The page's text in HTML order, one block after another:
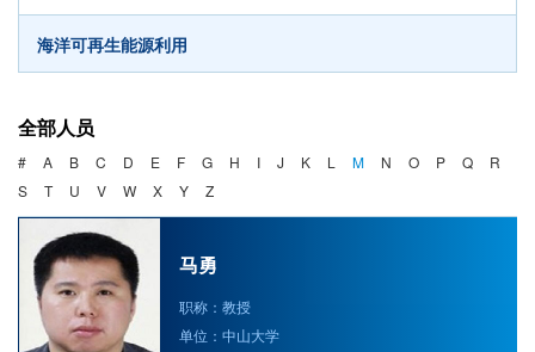
海洋可再生能源利用
海洋产业与政策
海洋可持续发展
全部人员
# A B C D E F G H I J K L M N O P Q
R
S
T U V W X Y Z
马勇
职称：教授
单位：中山大学